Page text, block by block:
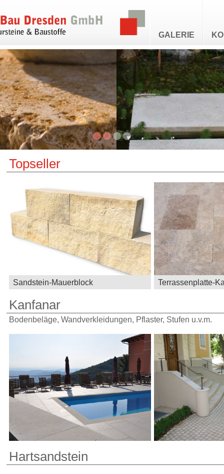
GALERIE
Topseller
Sandstein-Mauerblock Terrassenplatte-
Kanfanar
Bodenbeläge, Wandverkleidungen, Pflaster, Stufen u.v.m.
Hartsandstein